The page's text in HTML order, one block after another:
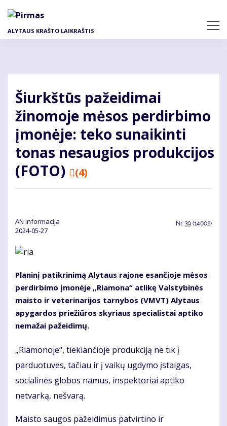
pagrindinį
ALYTAUS KRAŠTO LAIKRAŠTIS
Šiurkštūs pažeidimai
žinomoje mėsos perdirbimo
įmonėje: teko sunaikinti
tonas nesaugios produkcijos
(FOTO)
(4)
AN informacija
2024-05-27
Nr. 39 (14002)
Planinį patikrinimą Alytaus rajone esančioje mėsos
perdirbimo įmonėje „Riamona“ atlikę Valstybinės
maisto ir veterinarijos tarnybos (VMVT) Alytaus
apygardos priežiūros skyriaus specialistai aptiko
nemažai pažeidimų.
„Riamonoje“, tiekiančioje produkciją ne tik į
parduotuves, tačiau ir į vaikų ugdymo įstaigas,
socialinės globos namus, inspektoriai aptiko
netvarką, nešvarą.
Maisto saugos pažeidimus patvirtino ir